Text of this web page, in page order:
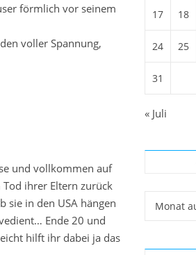
förmlich vor seinem
voller Spannung,
und vollkommen auf
ihrer Eltern zurück
sie in den USA hängen
Ende 20 und
hilft ihr dabei ja das
17 18
24 25
31
« Juli